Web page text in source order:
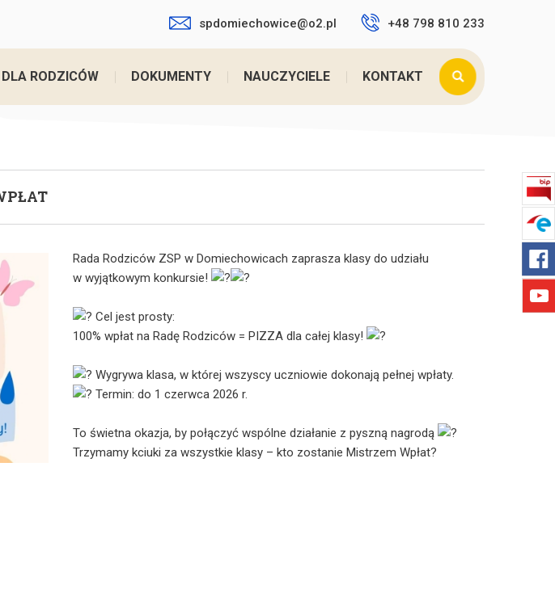
spdomiechowice@o2.pl +48 798 810 233
DLA RODZICÓW DOKUMENTY NAUCZYCIELE KONTAKT
Jesteś tutaj:Home > KONKURS-MISTRZOWIE WPŁAT ...
Rada Rodziców ZSP w Domiechowicach zaprasza klasy do udziału
w wyjątkowym konkursie!
Cel jest prosty:
100% wpłat na Radę Rodziców = PIZZA dla całej klasy!
Wygrywa klasa, w której wszyscy uczniowie dokonają pełnej wpłaty.
Termin: do 1 czerwca 2026 r.
To świetna okazja, by połączyć wspólne działanie z pyszną nagrodą
Trzymamy kciuki za wszystkie klasy – kto zostanie Mistrzem Wpłat?